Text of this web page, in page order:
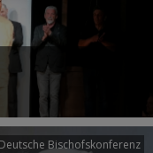
Bischofskonferenz